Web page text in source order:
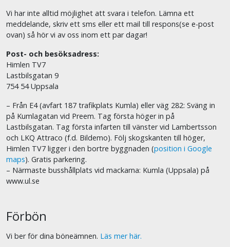
Vi har inte alltid möjlighet att svara i telefon. Lämna ett
meddelande, skriv ett sms eller ett mail till respons(se e-post
ovan) så hör vi av oss inom ett par dagar!
Post- och besöksadress:
Himlen TV7
Lastbilsgatan 9
754 54 Uppsala
– Från E4 (avfart 187 trafikplats Kumla) eller väg 282: Sväng in
på Kumlagatan vid Preem. Tag första höger in på
Lastbilsgatan. Tag första infarten till vänster vid Lambertsson
och LKQ Attraco (f.d. Bildemo). Följ skogskanten till höger,
Himlen TV7 ligger i den bortre byggnaden (position i Google
maps). Gratis parkering.
– Närmaste busshållplats vid mackarna: Kumla (Uppsala) på
www.ul.se
Förbön
Vi ber för dina böneämnen. Läs mer här.